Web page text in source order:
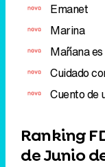
Emanet
Marina
Mañana
Cuidado
Cuento de
Ranking
de Junio